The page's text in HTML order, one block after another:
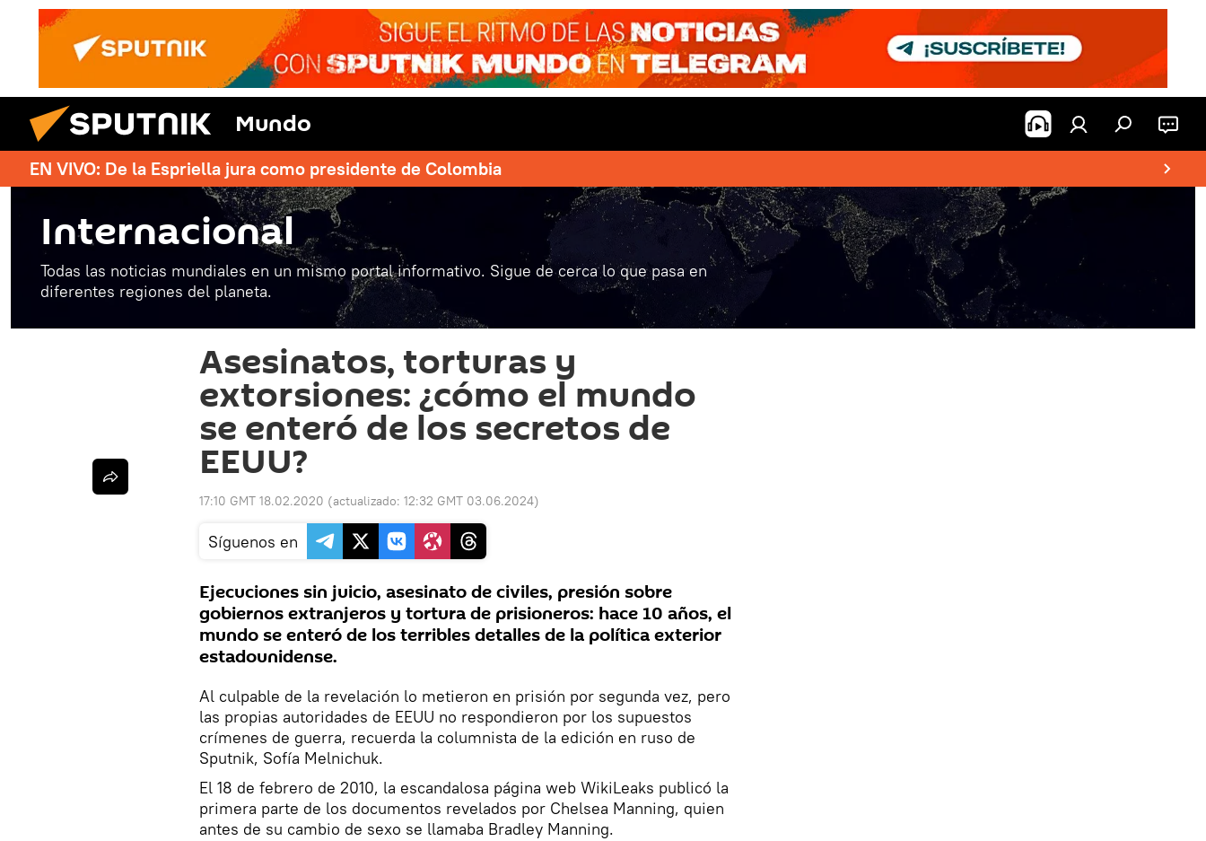
Mundo
EN VIVO: De la Espriella jura como presidente de Colombia
Internacional
Todas las noticias mundiales en un mismo portal informativo. Sigue de cerca lo que pasa en
diferentes regiones del planeta.
Asesinatos, torturas y
extorsiones: ¿cómo el mundo
se enteró de los secretos de
EEUU?
17:10 GMT 18.02.2020 (actualizado: 12:32 GMT 03.06.2024)
Síguenos en
Ejecuciones sin juicio, asesinato de civiles, presión sobre
gobiernos extranjeros y tortura de prisioneros: hace 10 años, el
mundo se enteró de los terribles detalles de la política exterior
estadounidense.
Al culpable de la revelación lo metieron en prisión por segunda vez, pero
las propias autoridades de EEUU no respondieron por los supuestos
crímenes de guerra, recuerda la columnista de la edición en ruso de
Sputnik, Sofía Melnichuk.
El 18 de febrero de 2010, la escandalosa página web WikiLeaks publicó la
primera parte de los documentos revelados por Chelsea Manning, quien
antes de su cambio de sexo se llamaba Bradley Manning.